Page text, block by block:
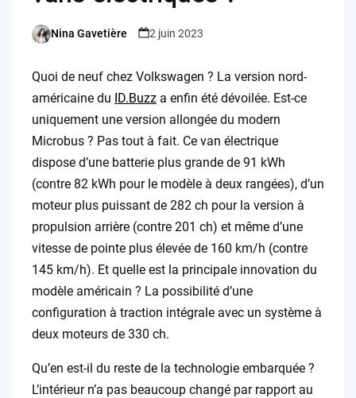
Posted
Nina Gavetière 2 juin 2023
Quoi de neuf chez Volkswagen ? La version nord-
américaine du ID.Buzza enfin été dévoilée. Est-ce
uniquement une version allongée du modern
Microbus ? Pas tout à fait. Ce van électrique
dispose d’une batterie plus grande de 91 kWh
(contre 82 kWh pour le modèle à deux rangées), d’un
moteur plus puissant de 282 ch pour la version à
propulsion arrière (contre 201 ch) et même d’une
vitesse de pointe plus élevée de 160 km/h (contre
145 km/h). Et quelle est la principale innovation du
modèle américain ? La possibilité d’une
configuration à traction intégrale avec un système à
deux moteurs de 330 ch.
Qu’en est-il du reste de la technologie embarquée ?
L’intérieur n’a pas beaucoup changé par rapport au